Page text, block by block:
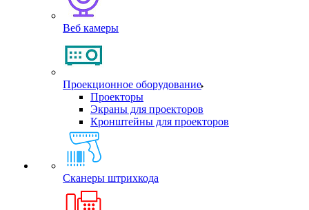
Веб камеры
Проекционное оборудование
Проекторы
Экраны для проекторов
Кронштейны для проекторов
Сканеры штрихкода